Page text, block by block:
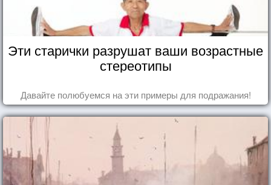
Эти старички разрушат ваши возрастные
стереотипы
Давайте полюбуемся на эти примеры для подражания!